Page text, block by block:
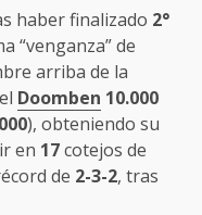
haber finalizado 2°
“venganza” de
arriba de la
Doomben 10.000
), obteniendo su
en 17cotejos de
de 2-3-2, tras